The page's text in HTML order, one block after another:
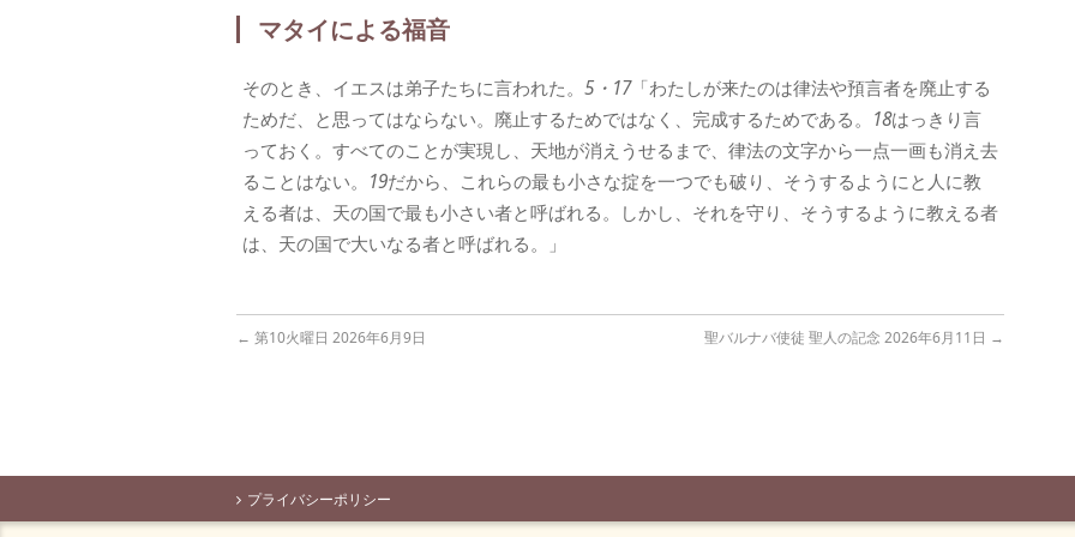
マタイによる福音
そのとき、イエスは弟子たちに言われた。 5・17「わたしが来たのは律法や預言者を廃止する
ためだ、と思ってはならない。廃止するためではなく、完成するためである。 18はっきり言
っておく。すべてのことが実現し、天地が消えうせるまで、律法の文字から一点一画も消え去
ることはない。 19だから、これらの最も小さな掟を一つでも破り、そうするようにと人に教
える者は、天の国で最も小さい者と呼ばれる。しかし、それを守り、そうするように教える者
は、天の国で大いなる者と呼ばれる。」
← 第10火曜日 2026年6月9日 聖バルナバ使徒 聖人の記念 2026年6月11日 →
プライバシーポリシー